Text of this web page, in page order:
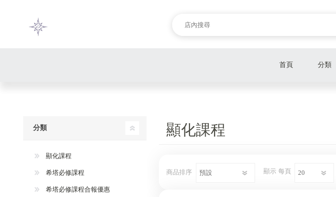
首頁 分類
顯化課程
商品排序 顯示 每頁
分類
顯化課程
希塔必修課程
希塔必修課程合報優惠